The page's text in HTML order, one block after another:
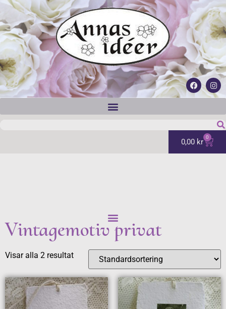
0,00 kr 0
Vintagemotiv privat
Visar alla 2 resultat